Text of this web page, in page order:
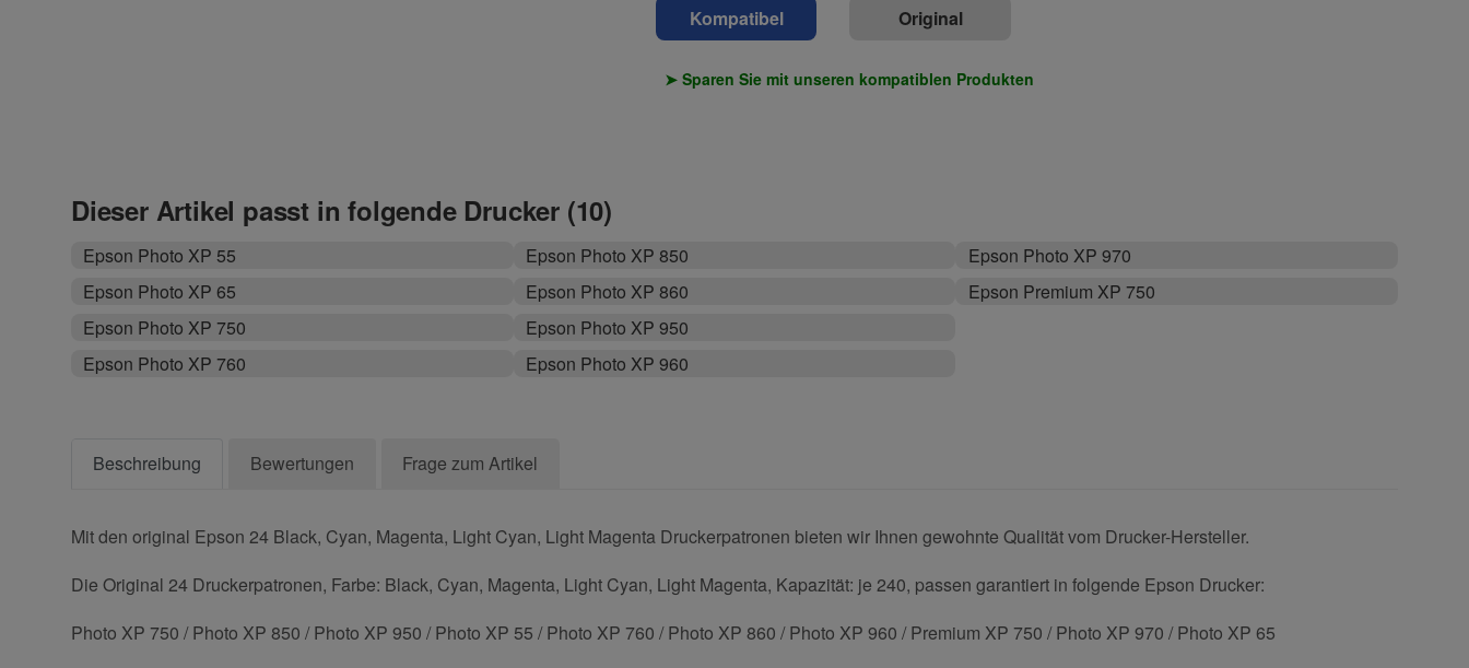
Kompatibel
Original
➤ Sparen Sie mit unseren kompatiblen Produkten
Dieser Artikel passt in folgende Drucker (10)
Epson Photo XP 55
Epson Photo XP 65
Epson Photo XP 750
Epson Photo XP 760
Epson Photo XP 850
Epson Photo XP 860
Epson Photo XP 950
Epson Photo XP 960
Epson Photo XP 970
Epson Premium XP 750
Beschreibung Bewertungen Frage zum Artikel
Mit den original Epson 24 Black, Cyan, Magenta, Light Cyan, Light Magenta Druckerpatronen bieten wir Ihnen gewohnte Qualität vom Drucker-Hersteller.
Die Original 24 Druckerpatronen, Farbe: Black, Cyan, Magenta, Light Cyan, Light Magenta, Kapazität: je 240, passen garantiert in folgende Epson Drucker:
Photo XP 750 / Photo XP 850 / Photo XP 950 / Photo XP 55 / Photo XP 760 / Photo XP 860 / Photo XP 960 / Premium XP 750 / Photo XP 970 / Photo XP 65